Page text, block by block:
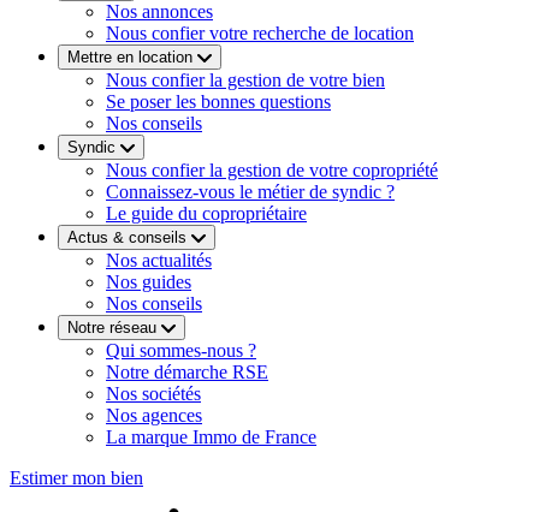
Nos annonces
Nous confier votre recherche de location
Mettre en location
Nous confier la gestion de votre bien
Se poser les bonnes questions
Nos conseils
Syndic
Nous confier la gestion de votre copropriété
Connaissez-vous le métier de syndic ?
Le guide du copropriétaire
Actus & conseils
Nos actualités
Nos guides
Nos conseils
Notre réseau
Qui sommes-nous ?
Notre démarche RSE
Nos sociétés
Nos agences
La marque Immo de France
Estimer mon bien